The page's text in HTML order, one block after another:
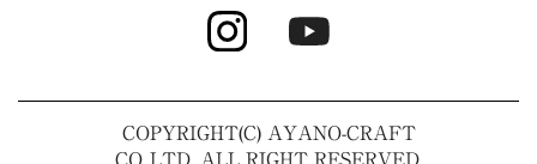
COPYRIGHT(C) AYANO-CRAFT
CO.,LTD. ALL RIGHT RESERVED.